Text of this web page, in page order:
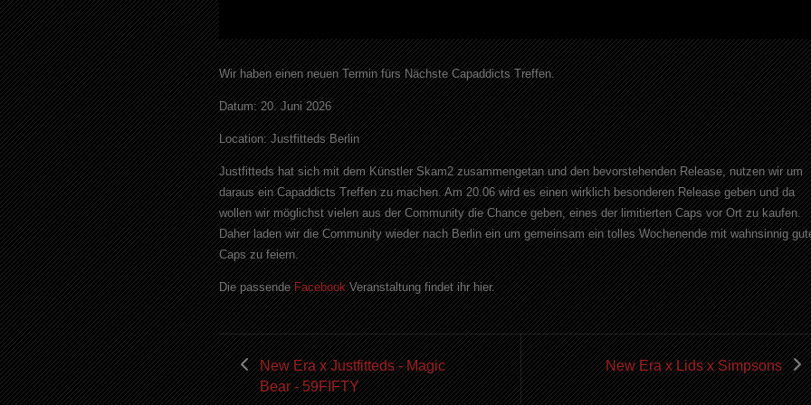
Wir haben einen neuen Termin fürs Nächste Capaddicts Treffen.
Datum: 20. Juni 2026
Location: Justfitteds Berlin
Justfitteds hat sich mit dem Künstler Skam2 zusammengetan und den bevorstehenden Release, nutzen wir um
daraus ein Capaddicts Treffen zu machen. Am 20.06 wird es einen wirklich besonderen Release geben und da
wollen wir möglichst vielen aus der Community die Chance geben, eines der limitierten Caps vor Ort zu kaufen.
Daher laden wir die Community wieder nach Berlin ein um gemeinsam ein tolles Wochenende mit wahnsinnig
Caps zu feiern.
Die passendeFacebookVeranstaltung findet ihr hier.
New Era x Justfitteds - Magic
Bear - 59FIFTY
New Era x Lids x Simpsons